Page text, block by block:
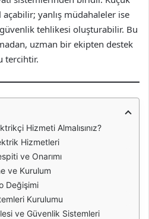
yanlış müdahaleler ise
tehlikesi oluşturabilir. Bu
uzman bir ekipten destek
tercihtir.
Hizmeti Almalısınız?
Hizmetleri
ve Onarımı
ve Kurulum
Değişimi
Kurulumu
ve Güvenlik Sistemleri